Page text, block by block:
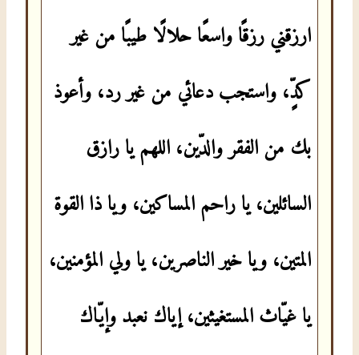
ارزقني رزقًا واسعًا حلالًا طيبًا من غير
كدٍّ، واستجب دعائي من غير رد، وأعوذ
بك من الفقر والدّين، اللهم يا رازق
السائلين، يا راحم المساكين، ويا ذا القوة
المتين، ويا خير الناصرين، يا ولي المؤمنين،
يا غيّاث المستغيثين، إياك نعبد وإيّاك